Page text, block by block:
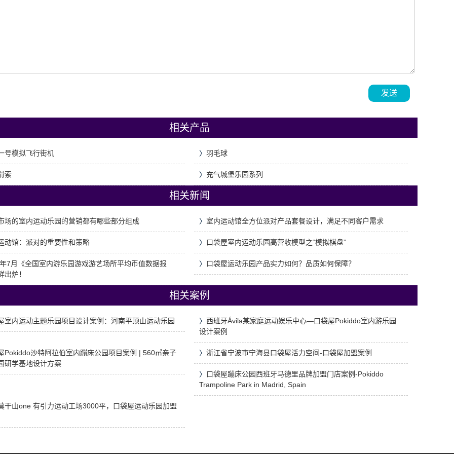
发送
相关产品
号模拟飞行街机 〉 羽毛球
索 〉 充气城堡乐园系列
相关新闻
场的室内运动乐园的营销都有哪些部分组成 〉 室内运动馆全方位派对产品套餐设计，满足不同客户需求
动馆：派对的重要性和策略 〉 口袋屋室内运动乐园高营收模型之“模拟棋盘”
7月《全国室内游乐园游戏游艺场所平均币值数据报
出炉！
〉 口袋屋运动乐园产品实力如何？品质如何保障？
相关案例
室内运动主题乐园项目设计案例：河南平顶山运动乐园 〉 西班牙Ávila某家庭运动娱乐中心—口袋屋Pokiddo室内游乐园
设计案例
Pokiddo沙特阿拉伯室内蹦床公园项目案例 | 560㎡亲子
研学基地设计方案
〉 浙江省宁波市宁海县口袋屋活力空间-口袋屋加盟案例
〉 口袋屋蹦床公园西班牙马德里品牌加盟门店案例-Pokiddo
Trampoline Park in Madrid, Spain
干山one 有引力运动工场3000平，口袋屋运动乐园加盟